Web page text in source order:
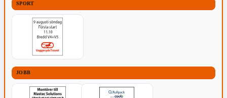
SPORT
JOBB